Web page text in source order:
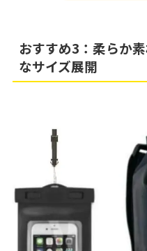
おすすめ3：柔らか
なサイズ展開